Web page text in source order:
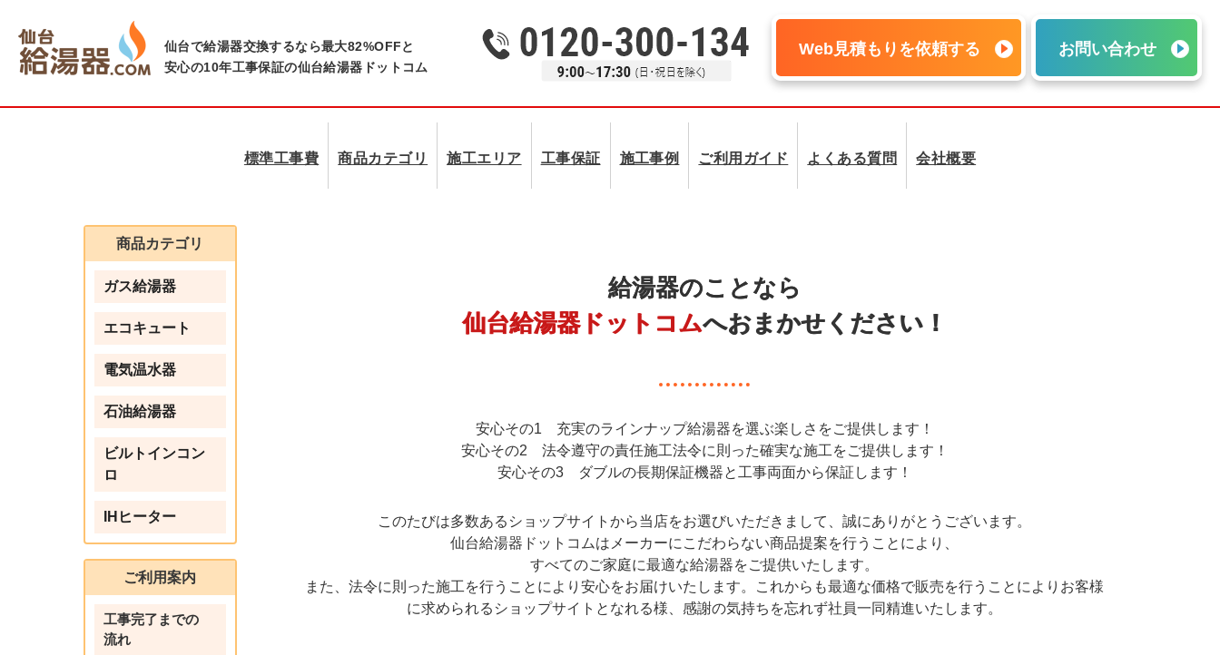
仙台で給湯器交換するなら最大82%OFFと
安心の10年工事保証の仙台給湯器ドットコム
Web見積もりを依頼する お問い合わせ
標準工事費 商品カテゴリ 施工エリア 工事保証 施工事例 ご利用ガイド よくある質問 会社概要
商品カテゴリ
ガス給湯器
エコキュート
電気温水器
石油給湯器
ビルトインコン
ロ
IHヒーター
ご利用案内
工事完了までの
流れ
給湯器のことなら
仙台給湯器ドットコムへおまかせください！
安心その1 充実のラインナップ給湯器を選ぶ楽しさをご提供します！
安心その2 法令遵守の責任施工法令に則った確実な施工をご提供します！
安心その3 ダブルの長期保証機器と工事両面から保証します！
このたびは多数あるショップサイトから当店をお選びいただきまして、誠にありがとうございます。
仙台給湯器ドットコムはメーカーにこだわらない商品提案を行うことにより、
すべてのご家庭に最適な給湯器をご提供いたします。
また、法令に則った施工を行うことにより安心をお届けいたします。これからも最適な価格で販売を行うことによりお客様
に求められるショップサイトとなれる様、感謝の気持ちを忘れず社員一同精進いたします。